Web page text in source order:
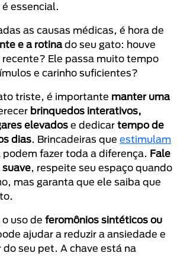
essencial.
as causas médicas, é hora de
e a rotina do seu gato: houve
Ele passa muito tempo
e carinho suficientes?
triste, é importante manter uma
brinquedos interativos,
elevados e dedicar tempo de
dias. Brincadeiras que estimulam
fazer toda a diferença. Fale
, respeite seu espaço quando
mas garanta que ele saiba que
uso de feromônios sintéticos ou
ajudar a reduzir a ansiedade e
do seu pet. A chave está na